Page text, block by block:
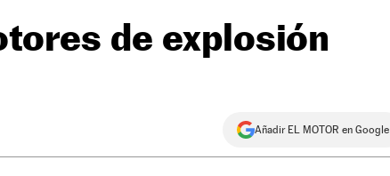
de explosión
Añadir EL MOTOR en Google